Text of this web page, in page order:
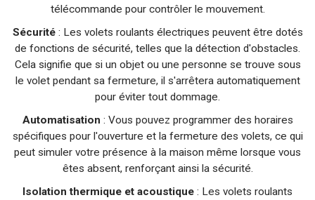
télécommande pour contrôler le mouvement.
Sécurité: Les volets roulants électriques peuvent être dotés
de fonctions de sécurité, telles que la détection d'obstacles.
Cela signifie que si un objet ou une personne se trouve sous
le volet pendant sa fermeture, il s'arrêtera automatiquement
pour éviter tout dommage.
Automatisation : Vous pouvez programmer des horaires
spécifiques pour l'ouverture et la fermeture des volets, ce qui
peut simuler votre présence à la maison même lorsque vous
êtes absent, renforçant ainsi la sécurité.
Isolation thermique et acoustique : Les volets roulants